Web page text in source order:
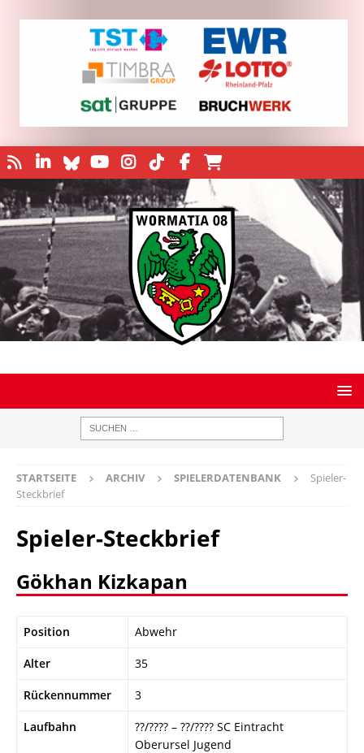
STARTSEITE ARCHIV SPIELERDATENBANK
Spieler-
Steckbrief
Spieler-Steckbrief
Gökhan Kizkapan
Position Abwehr
Alter 35
Rückennummer 3
Laufbahn
??/???? – ??/???? SC Eintracht
Oberursel Jugend